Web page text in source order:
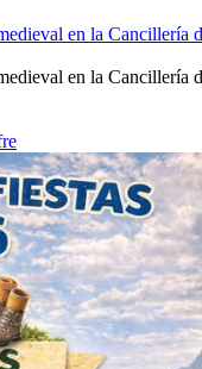
en la Cancillería
en la Cancillería